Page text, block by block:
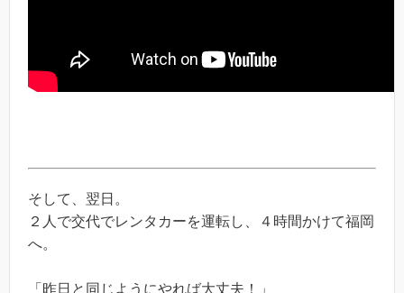
そして、翌日。
２人で交代でレンタカーを運転し、４時間かけて福岡
へ。
「昨日と同じようにやれば大丈夫！」